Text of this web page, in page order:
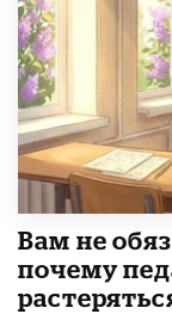
​Вам не
почему